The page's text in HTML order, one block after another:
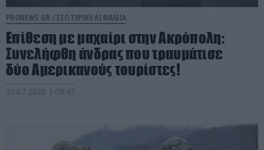
PRONEWS.GR / ΕΣΩΤΕΡΙΚΗ ΑΣΦΑΛΕΙΑ
Επίθεση με μαχαίρι στην Ακρόπολη:
Συνελήφθη άνδρας που τραυμάτισε
δύο Αμερικανούς τουρίστες!
21.07.2026 | 08:41